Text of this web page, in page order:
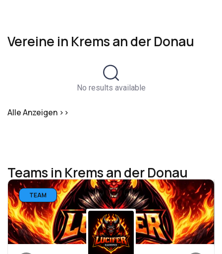
Vereine in Krems an der Donau
No results available
Alle Anzeigen >>
Teams in Krems an der Donau
TEAM